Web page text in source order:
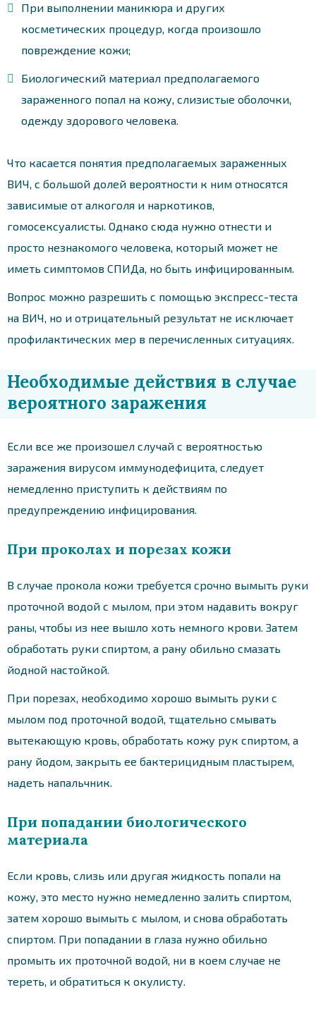
При выполнении маникюра и других
косметических процедур, когда произошло
повреждение кожи;
Биологический материал предполагаемого
зараженного попал на кожу, слизистые оболочки,
одежду здорового человека.
Что касается понятия предполагаемых зараженных
ВИЧ, с большой долей вероятности к ним относятся
зависимые от алкоголя и наркотиков,
гомосексуалисты. Однако сюда нужно отнести и
просто незнакомого человека, который может не
иметь симптомов СПИДа, но быть инфицированным.
Вопрос можно разрешить с помощью экспресс-теста
на ВИЧ, но и отрицательный результат не исключает
профилактических мер в перечисленных ситуациях.
Необходимые действия в случае
вероятного заражения
Если все же произошел случай с вероятностью
заражения вирусом иммунодефицита, следует
немедленно приступить к действиям по
предупреждению инфицирования.
При проколах и порезах кожи
В случае прокола кожи требуется срочно вымыть руки
проточной водой с мылом, при этом надавить вокруг
раны, чтобы из нее вышло хоть немного крови. Затем
обработать руки спиртом, а рану обильно смазать
йодной настойкой.
При порезах, необходимо хорошо вымыть руки с
мылом под проточной водой, тщательно смывать
вытекающую кровь, обработать кожу рук спиртом, а
рану йодом, закрыть ее бактерицидным пластырем,
надеть напальчник.
При попадании биологического
материала
Если кровь, слизь или другая жидкость попали на
кожу, это место нужно немедленно залить спиртом,
затем хорошо вымыть с мылом, и снова обработать
спиртом. При попадании в глаза нужно обильно
промыть их проточной водой, ни в коем случае не
тереть, и обратиться к окулисту.